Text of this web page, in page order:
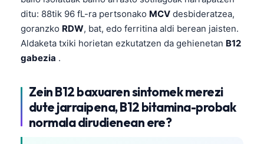
ditu: 88tik 96 fL-ra pertsonako MCV desbideratzea,
goranzko RDW, bat, edo ferritina aldi berean jaisten.
Aldaketa txiki horietan ezkutatzen da gehienetan B12
gabezia .
Zein B12 baxuaren sintomek merezi
dute jarraipena, B12 bitamina-probak
normala dirudienean ere?